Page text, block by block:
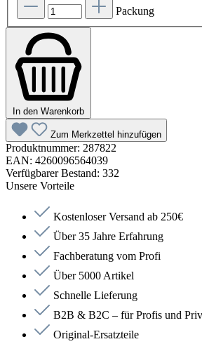
Packung
In den Warenkorb
Zum Merkzettel hinzufügen
Produktnummer: 287822
EAN: 4260096564039
Verfügbarer Bestand: 332
Unsere Vorteile
Kostenloser Versand ab 250€
Über 35 Jahre Erfahrung
Fachberatung vom Profi
Über 5000 Artikel
Schnelle Lieferung
B2B & B2C – für Profis und
Original-Ersatzteile